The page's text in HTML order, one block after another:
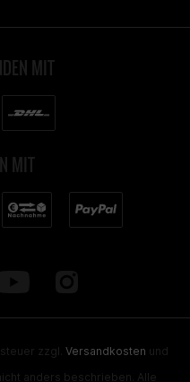
MIT
MIT
zzgl. Versandkosten und
anders beschrieben. Alle